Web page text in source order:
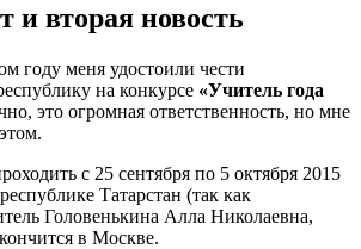
и вторая новость
году меня удостоили чести
на конкурсе «Учитель года
это огромная ответственность, но мне
с 25 сентября по 5 октября 2015
Татарстан (так как
Головенькина Алла Николаевна,
в Москве.